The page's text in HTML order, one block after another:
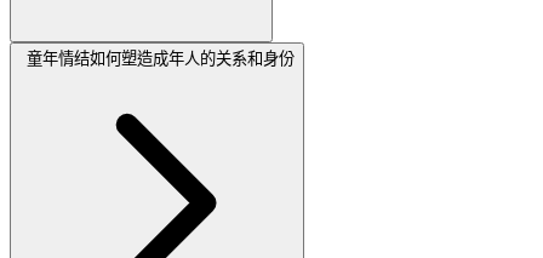
童年情结如何塑造成年人的关系和身份